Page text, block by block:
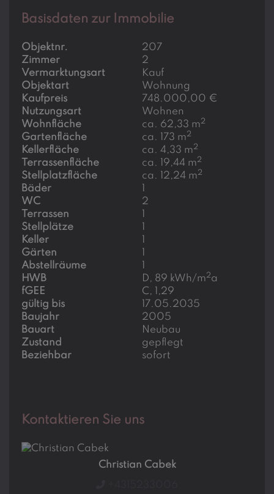
Basisdaten zur Immobilie
Objektnr.
207
Zimmer
2
Vermarktungsart
Kauf
Objektart
Wohnung
Kaufpreis
748.000,00 €
Nutzungsart
Wohnen
Wohnfläche
ca. 62,33 m2
Gartenfläche ca. 173 m2
Kellerfläche ca. 4,33 m2
Terrassenfläche ca. 19,44 m2
Stellplatzfläche ca. 12,24 m2
Bäder
WC
2
Terrassen
Stellplätze
Keller
Gärten
Abstellräume
HWB
D, 89 kWh/m2a
fGEE
C, 1,29
gültig bis
17.05.2035
Baujahr
2005
Bauart
Neubau
Zustand
gepflegt
Beziehbar
sofort
Kontaktieren Sie uns
Christian Cabek